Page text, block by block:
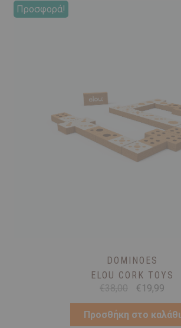
DOMINOES
ELOU CORK TOYS
Προσφορά!
€38,00
Original
was:
€38,00.
€ 19,99Η
τιμή
είναι:
Προσθήκη στο καλάθι